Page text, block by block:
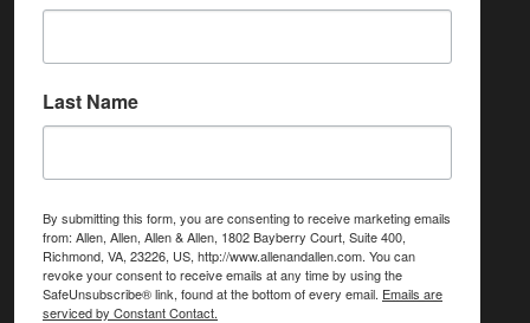
Last Name
By submitting this form, you are consenting to receive marketing emails
from: Allen, Allen, Allen & Allen, 1802 Bayberry Court, Suite 400,
Richmond, VA, 23226, US, http://www.allenandallen.com. You can
revoke your consent to receive emails at any time by using the
SafeUnsubscribe® link, found at the bottom of every email. Emails are
serviced by Constant Contact.